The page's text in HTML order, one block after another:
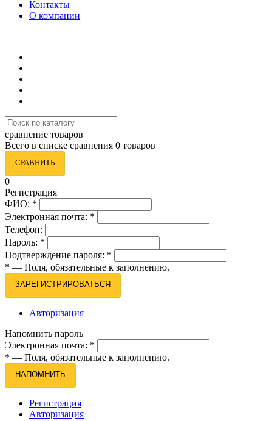
Контакты
О компании
сравнение товаров
Всего в списке сравнения 0 товаров
СРАВНИТЬ
0
Регистрация
ФИО: *
Электронная почта: *
Телефон:
Пароль: *
Подтверждение пароля: *
* — Поля, обязательные к заполнению.
ЗАРЕГИСТРИРОВАТЬСЯ
Авторизация
Напомнить пароль
Электронная почта: *
* — Поля, обязательные к заполнению.
НАПОМНИТЬ
Регистрация
Авторизация